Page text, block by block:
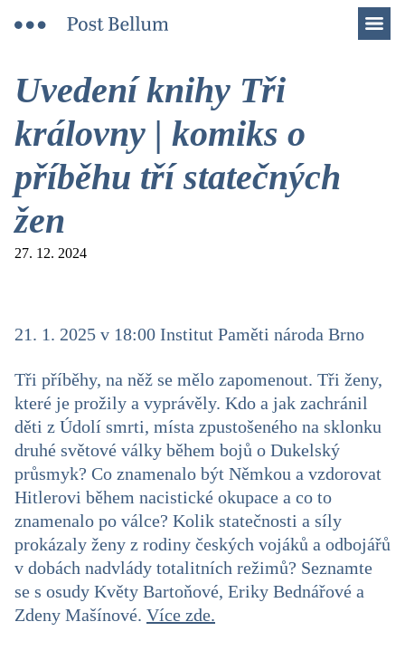
Uvedení knihy Tři
královny | komiks o
příběhu tří statečných
žen
27. 12. 2024
21. 1. 2025 v 18:00 Institut Paměti národa Brno
Tři příběhy, na něž se mělo zapomenout. Tři ženy,
které je prožily a vyprávěly. Kdo a jak zachránil
děti z Údolí smrti, místa zpustošeného na sklonku
druhé světové války během bojů o Dukelský
průsmyk? Co znamenalo být Němkou a vzdorovat
Hitlerovi během nacistické okupace a co to
znamenalo po válce? Kolik statečnosti a síly
prokázaly ženy z rodiny českých vojáků a odbojářů
v dobách nadvlády totalitních režimů? Seznamte
se s osudy Květy Bartoňové, Eriky Bednářové a
Zdeny Mašínové. Více zde.